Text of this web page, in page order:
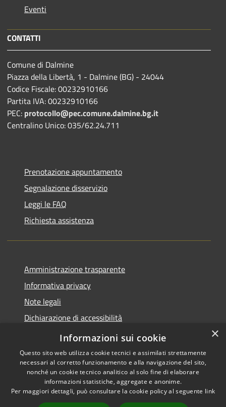
Eventi
CONTATTI
Comune di Dalmine
Piazza della Libertà, 1 - Dalmine (BG) - 24044
Codice Fiscale: 00232910166
Partita IVA: 00232910166
PEC: protocollo@pec.comune.dalmine.bg.it
Centralino Unico: 035/62.24.711
Prenotazione appuntamento
Segnalazione disservizio
Leggi le FAQ
Richiesta assistenza
Amministrazione trasparente
Informativa privacy
Note legali
Dichiarazione di accessibilità
Piano di miglioramento del sito
Accessibility
Copyright © 2026 • Comune di
Dalmine • Powered by
×
Informazioni sui cookie
Questo sito web utilizza cookie tecnici e assimilati strettamente
necessari al corretto funzionamento e alla navigazione del sito,
nonché un cookie tecnico analitico al solo fine di elaborare
informazioni statistiche, aggregate e anonime.
Per maggiori dettagli, può consultare la cookie policy al seguente link